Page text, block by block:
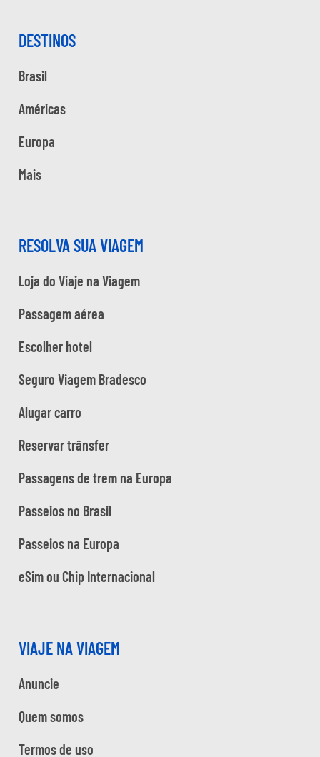
DESTINOS
Brasil
Américas
Europa
Mais
RESOLVA SUA VIAGEM
Loja do Viaje na Viagem
Passagem aérea
Escolher hotel
Seguro Viagem Bradesco
Alugar carro
Reservar trânsfer
Passagens de trem na Europa
Passeios no Brasil
Passeios na Europa
eSim ou Chip Internacional
VIAJE NA VIAGEM
Anuncie
Quem somos
Termos de uso